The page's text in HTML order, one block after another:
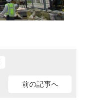
前の記事へ